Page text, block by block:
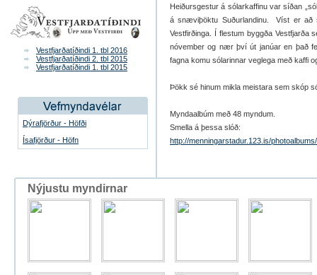
Vestfjarðatíðindi 1. tbl 2016
Vestfjarðatíðindi 2. tbl 2015
Vestfjarðatíðindi 1. tbl 2015
Dýrafjörður - Höfði
Ísafjörður - Höfn
Heiðursgestur á sólarkaffinu var síðan
á snæviþöktu Suðurlandinu. Víst er að
Vestfirðinga. Í flestum byggða Vestfjarða
nóvember og nær því út janúar en það
fagna komu sólarinnar veglega með kaffi
Þökk sé hinum mikla meistara sem skóp
Myndaalbúm með 48 myndum.
Smella á þessa slóð:
http://menningarstadur.123.is/
Nýjustu myndirnar